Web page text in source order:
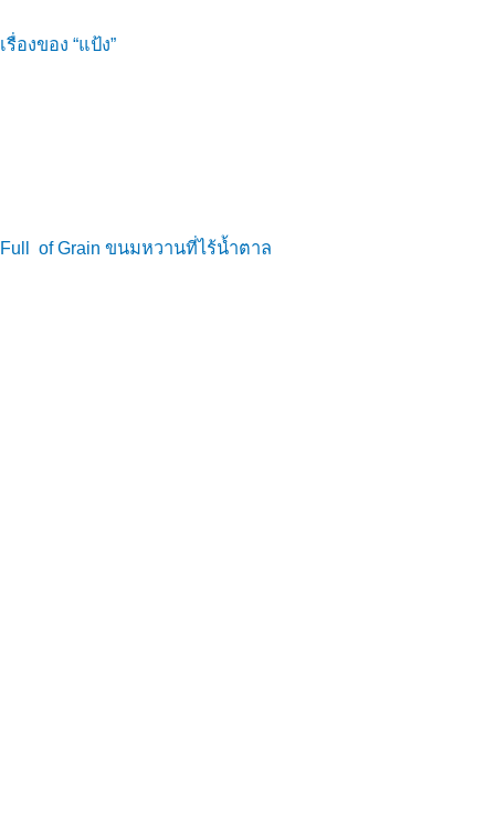
เรื่องของ “แป้ง”
Full of Grain ขนมหวานที่ไร้น้ำตาล